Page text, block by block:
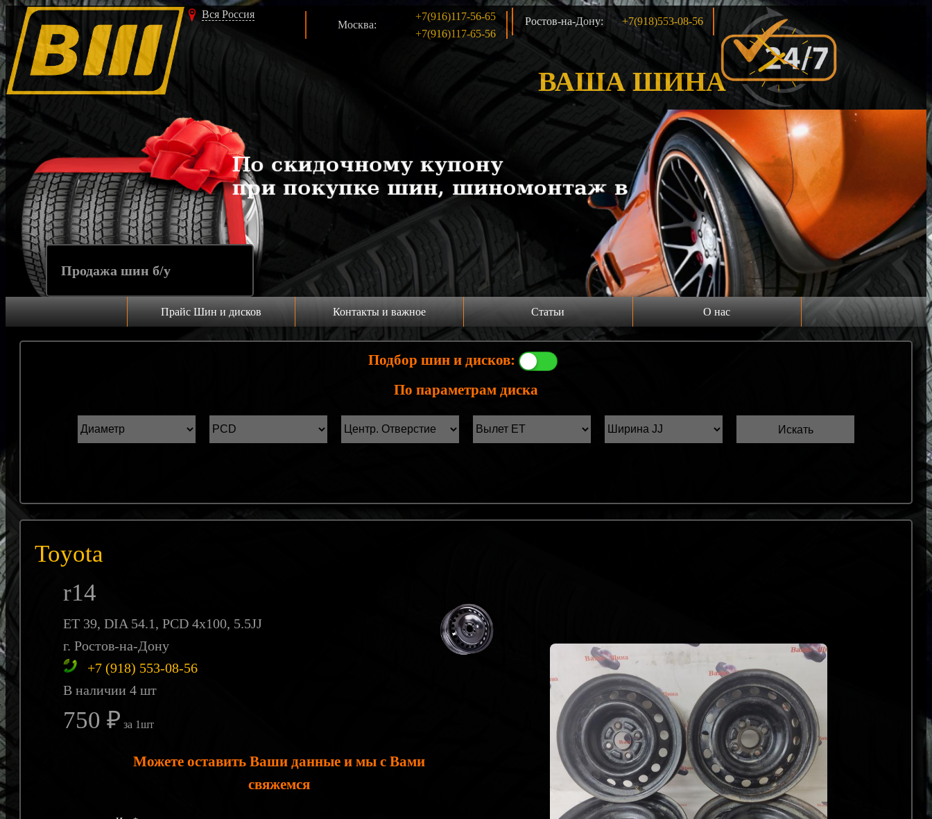
Вся Россия
Москва:
+7(916)117-56-65
+7(916)117-65-56
Ростов-на-Дону: +7(918)553-08-56
ВАША ШИНА
Продажа шин б/у Акция!!!
Прайс Шин и дисков
Прайс дисков
Грузовые 17.5 C
Контакты и важное
На главную
Статьи
Производители шин
Статьи Лист1
Статьи Лист2
О нас
Выкуп шин Б/У
Шиномонтаж
Подбор шин и дисков:
По параметрам диска
Toyota
r14
ET 39, DIA 54.1, PCD 4x100, 5.5JJ
г. Ростов-на-Дону
+7 (918) 553-08-56
В наличии 4 шт
750 ₽ за 1шт
Можете оставить Ваши данные и мы с Вами
свяжемся